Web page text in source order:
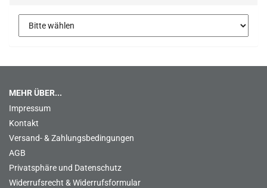
MEHR ÜBER...
Impressum
Kontakt
Versand- & Zahlungsbedingungen
AGB
Privatsphäre und Datenschutz
Widerrufsrecht & Widerrufsformular